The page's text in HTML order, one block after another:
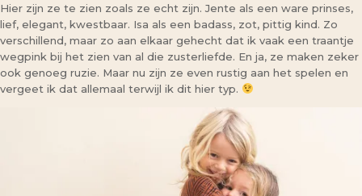
Hier zijn ze te zien zoals ze echt zijn. Jente als een ware prinses,
lief, elegant, kwestbaar. Isa als een badass, zot, pittig kind. Zo
verschillend, maar zo aan elkaar gehecht dat ik vaak een traantje
wegpink bij het zien van al die zusterliefde. En ja, ze maken zeker
ook genoeg ruzie. Maar nu zijn ze even rustig aan het spelen en
vergeet ik dat allemaal terwijl ik dit hier typ.